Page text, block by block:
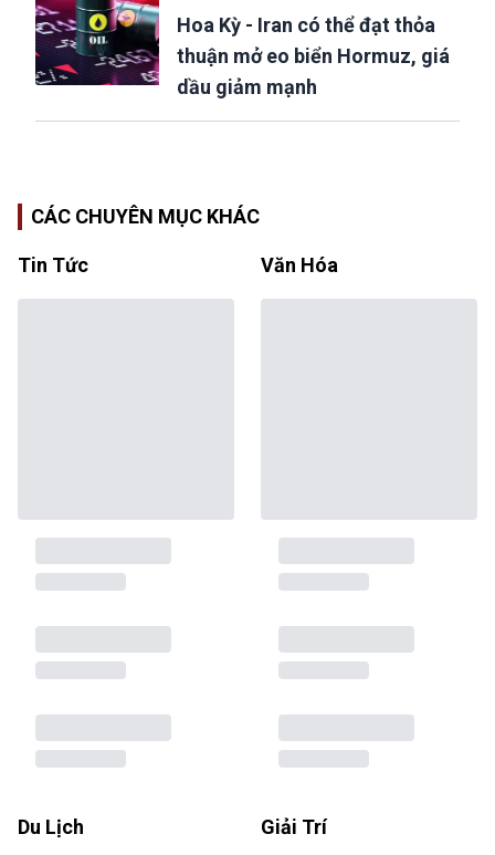
Hoa Kỳ - Iran có thể đạt thỏa
thuận mở eo biển Hormuz, giá
dầu giảm mạnh
CÁC CHUYÊN MỤC KHÁC
Tin Tức Văn Hóa
Du Lịch Giải Trí